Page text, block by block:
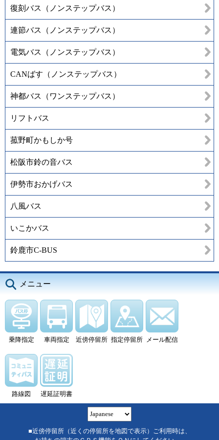
復刻バス（ノンステップバス）
連節バス（ノンステップバス）
電気バス（ノンステップバス）
CANばす（ノンステップバス）
神都バス（ワンステップバス）
リフトバス
菰野町かもしか号
松阪市鈴の音バス
伊勢市おかげバス
八風バス
いこかバス
鈴鹿市C-BUS
メニュー
乗降指定 車両指定 近傍停留所 指定停留所 メール配信
路線図 遅延証明書
■近傍停留所（近くの停留所を地図で表示）ご利用時は、